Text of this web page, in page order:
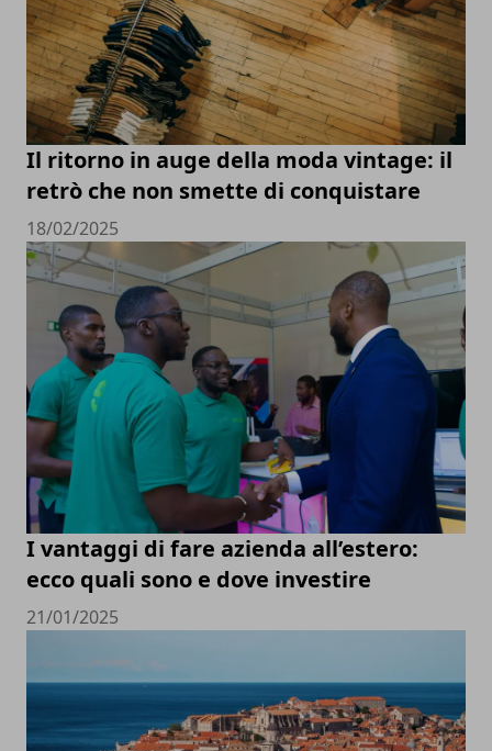
Il ritorno in auge della moda vintage: il
retrò che non smette di conquistare
18/02/2025
I vantaggi di fare azienda all’estero:
ecco quali sono e dove investire
21/01/2025